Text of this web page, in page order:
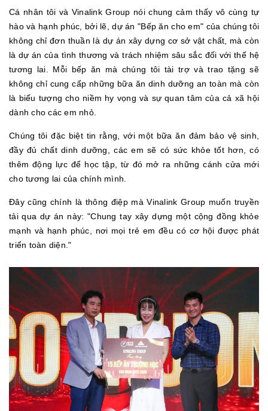
Cá nhân tôi và Vinalink Group nói chung cảm thấy vô cùng tự
hào và hạnh phúc, bởi lẽ, dự án "Bếp ăn cho em" của chúng tôi
không chỉ đơn thuần là dự án xây dựng cơ sở vật chất, mà còn
là dự án của tình thương và trách nhiệm sâu sắc đối với thế hệ
tương lai. Mỗi bếp ăn mà chúng tôi tài trợ và trao tặng sẽ
không chỉ cung cấp những bữa ăn dinh dưỡng an toàn mà còn
là biểu tượng cho niềm hy vọng và sự quan tâm của cả xã hội
dành cho các em nhỏ.
Chúng tôi đặc biệt tin rằng, với một bữa ăn đảm bảo vệ sinh,
đầy đủ chất dinh dưỡng, các em sẽ có sức khỏe tốt hơn, có
thêm động lực để học tập, từ đó mở ra những cánh cửa mới
cho tương lai của chính mình.
Đây cũng chính là thông điệp mà Vinalink Group muốn truyền
tải qua dự án này: "Chung tay xây dựng một cộng đồng khỏe
mạnh và hạnh phúc, nơi mọi trẻ em đều có cơ hội được phát
triển toàn diện."